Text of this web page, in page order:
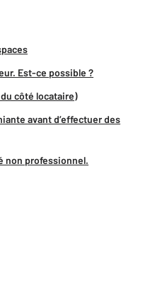
Est-ce possible ?
côté locataire)
avant d’effectuer des
non professionnel.